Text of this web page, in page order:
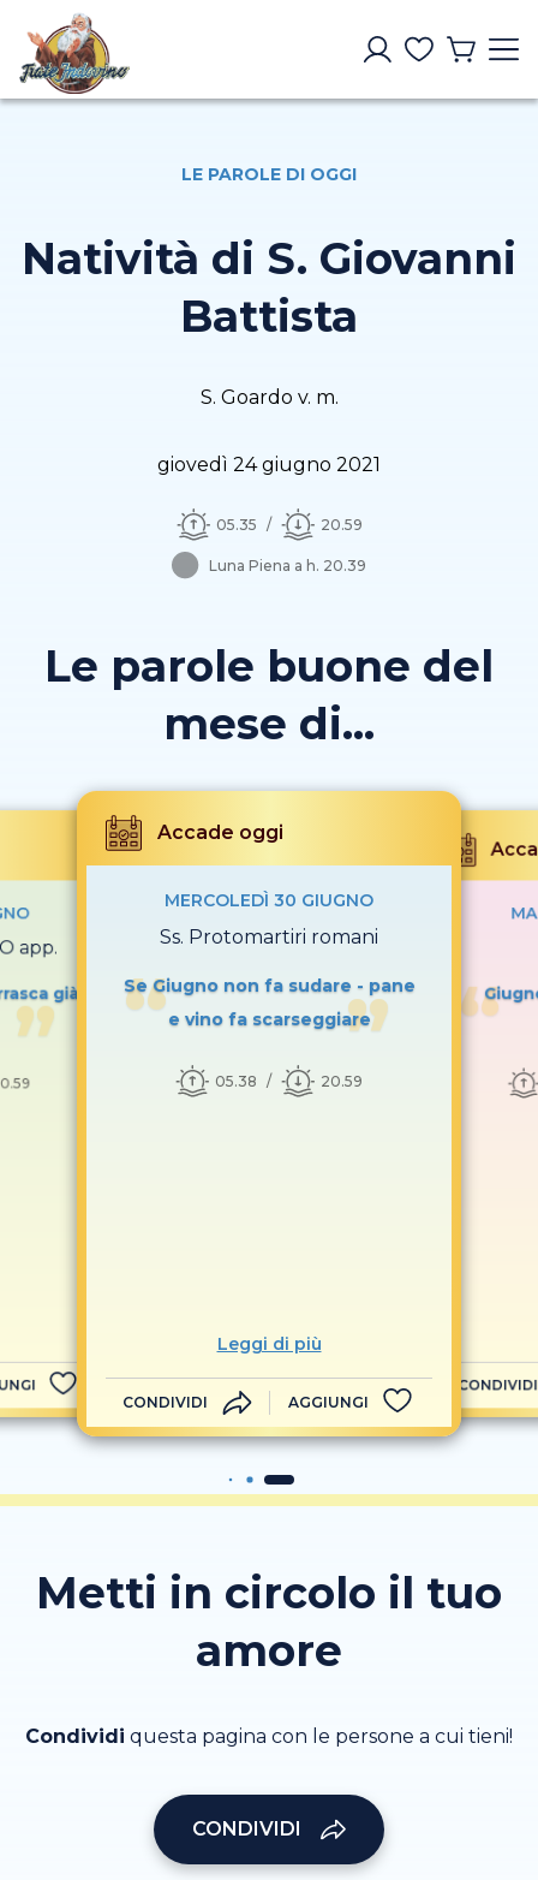
LE PAROLE DI OGGI
Natività di S. Giovanni
Battista
S. Goardo v. m.
giovedì 24 giugno 2021
05.35 20.59
Luna Piena a h. 20.39
Le parole buone del
mese di...
app.
già
Accade oggi
MERCOLEDÌ 30 GIUGNO
Ss. Protomartiri romani
Se Giugno non fa sudare - pane
e vino fa scarseggiare
05.38 20.59
Leggi di più
CONDIVIDI AGGIUNGI
CONDIVIDI
Metti in circolo il tuo
amore
Condividi questa pagina con le persone a cui tieni!
CONDIVIDI